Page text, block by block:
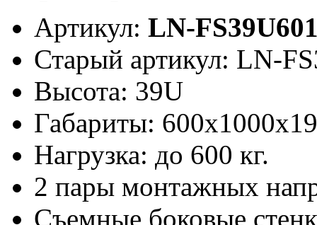
Артикул: LN-
Старый артикул: LN-
Высота: 39U
Габариты:
Нагрузка: до 600 кг.
2 пары монтажных
Съемные боковые